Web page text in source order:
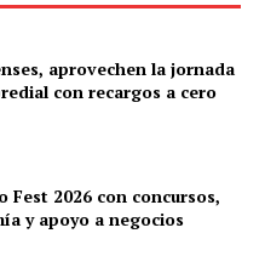
aprovechen la jornada
con recargos a cero
Fest 2026 con concursos,
y apoyo a negocios